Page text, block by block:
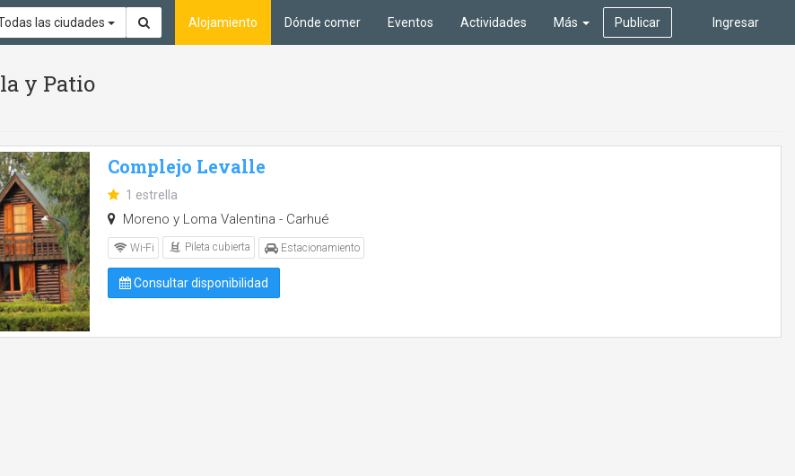
las ciudades Ingresar
Alojamiento Dónde comer Eventos Actividades Más Publicar
y Patio
Complejo Levalle
1 estrella
Moreno y Loma Valentina - Carhué
Wi-Fi Pileta cubierta Estacionamiento
Consultar disponibilidad